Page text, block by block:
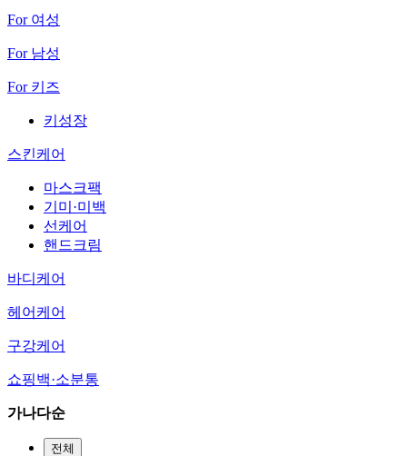
For 여성
For 남성
For 키즈
키성장
스킨케어
마스크팩
기미·미백
선케어
핸드크림
바디케어
헤어케어
구강케어
쇼핑백·소분통
가나다순
전체